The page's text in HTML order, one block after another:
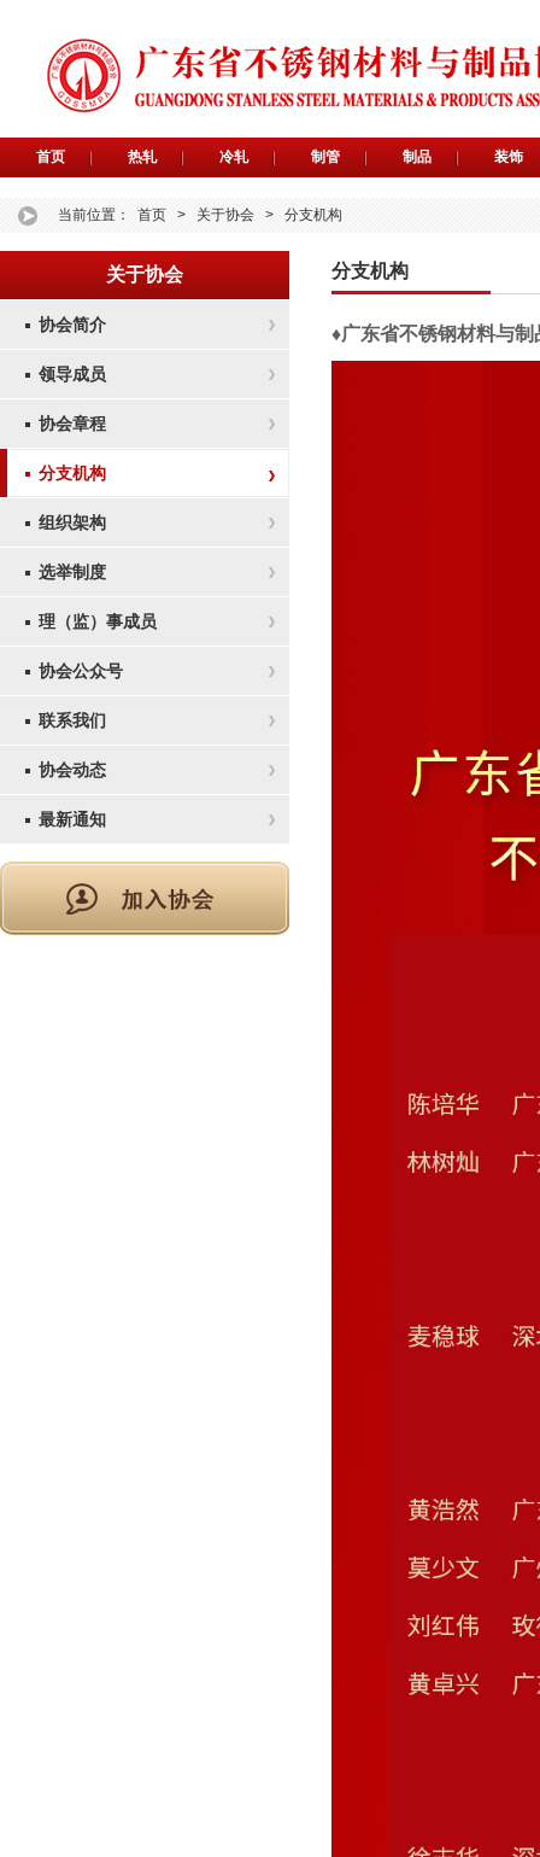
首页 热轧 冷轧 制管 制品 装饰
当前位置： 首页 > 关于协会 > 分支机构
关于协会
协会简介
领导成员
协会章程
分支机构
组织架构
选举制度
理（监）事成员
协会公众号
联系我们
协会动态
最新通知
分支机构
♦广东省不锈钢材料与